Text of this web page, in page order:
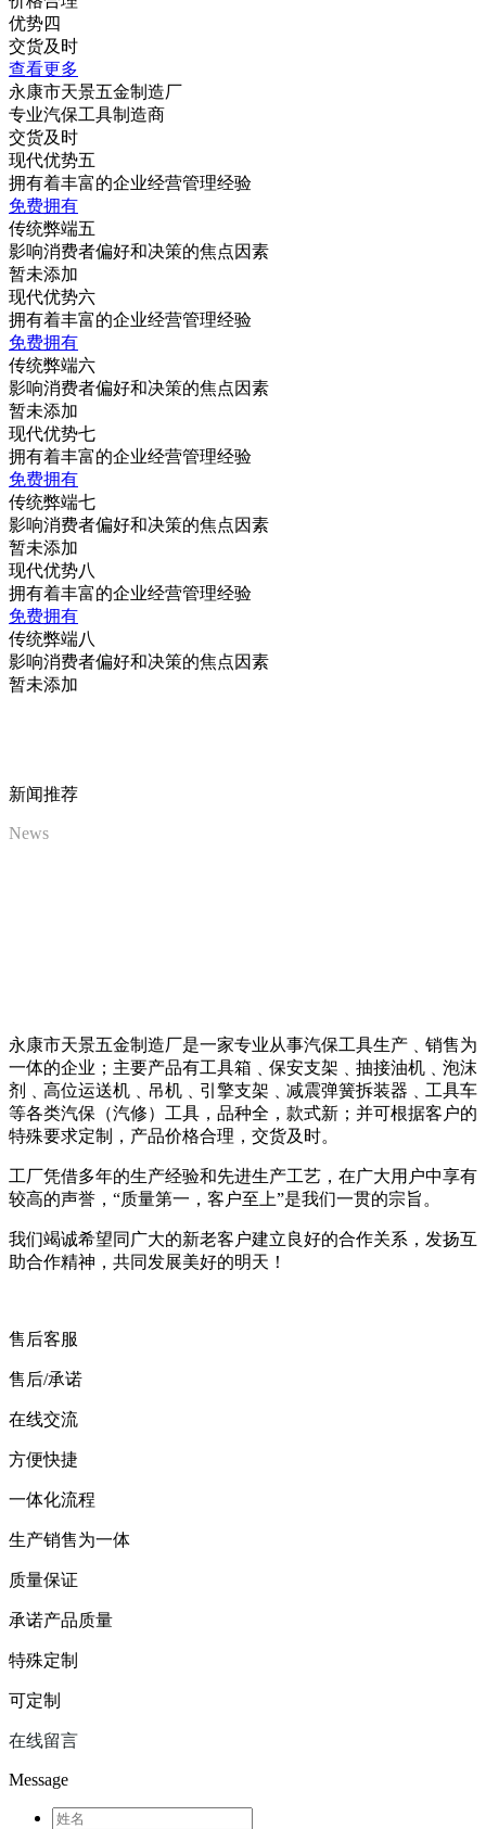
优势四
交货及时
查看更多
永康市天景五金制造厂
专业汽保工具制造商
交货及时
现代优势五
拥有着丰富的企业经营管理经验
免费拥有
传统弊端五
影响消费者偏好和决策的焦点因素
暂未添加
现代优势六
拥有着丰富的企业经营管理经验
免费拥有
传统弊端六
影响消费者偏好和决策的焦点因素
暂未添加
现代优势七
拥有着丰富的企业经营管理经验
免费拥有
传统弊端七
影响消费者偏好和决策的焦点因素
暂未添加
现代优势八
拥有着丰富的企业经营管理经验
免费拥有
传统弊端八
影响消费者偏好和决策的焦点因素
暂未添加
新闻推荐
News
永康市天景五金制造厂是一家专业从事汽保工具生产﹑销售为
一体的企业；主要产品有工具箱﹑保安支架﹑抽接油机﹑泡沫
剂﹑高位运送机﹑吊机﹑引擎支架﹑减震弹簧拆装器﹑工具车
等各类汽保（汽修）工具，品种全，款式新；并可根据客户的
特殊要求定制，产品价格合理，交货及时。
工厂凭借多年的生产经验和先进生产工艺，在广大用户中享有
较高的声誉，“质量第一，客户至上”是我们一贯的宗旨。
我们竭诚希望同广大的新老客户建立良好的合作关系，发扬互
助合作精神，共同发展美好的明天！
售后客服
售后/承诺
在线交流
方便快捷
一体化流程
生产销售为一体
质量保证
承诺产品质量
特殊定制
可定制
在线留言
Message